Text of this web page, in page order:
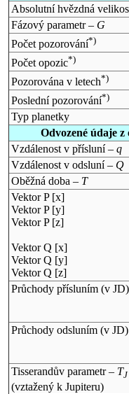
Absolutní hvězdná
Fázový parametr – G
Počet pozorování*)
Počet opozic*)
Pozorována v letech*)
Poslední pozorování*)
Typ planetky
Odvozené údaje
Vzdálenost v přísluní – q
Vzdálenost v odsluní – Q
Oběžná doba – T
Vektor P [x]
Vektor P [y]
Vektor P [z]
Vektor Q [x]
Vektor Q [y]
Vektor Q [z]
Průchody přísluním (v JD)
Průchody odsluním (v JD)
Tisserandův parametr – TJ
(vztažený k Jupiteru)